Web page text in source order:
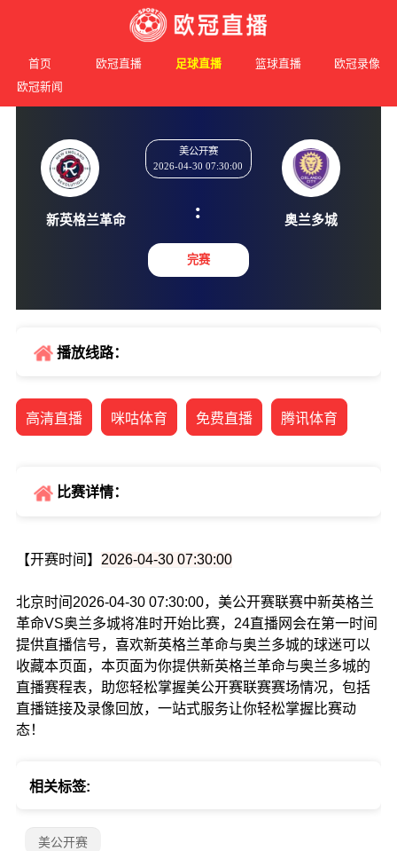
首页 欧冠直播 足球直播 篮球直播
欧冠录像
欧冠新闻
新英格兰革命 :
播放线路：
高清直播 咪咕体育 免费直播 腾讯体育
比赛详情：
【开赛时间】 2026-04-30 07:30:00
北京时间2026-04-30 07:30:00，美公开赛联赛中新英格兰
革命VS奥兰多城将准时开始比赛，24直播网会在第一时间
提供直播信号，喜欢新英格兰革命与奥兰多城的球迷可以
收藏本页面，本页面为你提供新英格兰革命与奥兰多城的
直播赛程表，助您轻松掌握美公开赛联赛赛场情况，包括
直播链接及录像回放，一站式服务让你轻松掌握比赛动
态！
相关标签:
美公开赛